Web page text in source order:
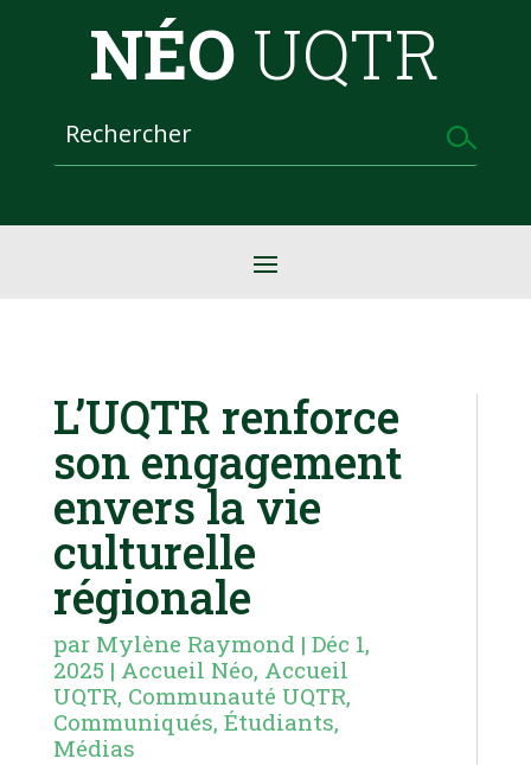
NÉO UQTR
L’UQTR renforce
son engagement
envers la vie
culturelle
régionale
par Mylène Raymond | Déc 1,
2025 | Accueil Néo, Accueil
UQTR, Communauté UQTR,
Communiqués, Étudiants,
Médias